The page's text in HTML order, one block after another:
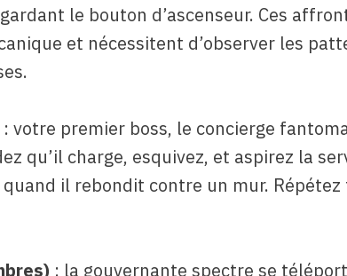
le bouton d’ascenseur. Ces
et nécessitent d’observer les
: votre premier boss, le concierge
qu’il charge, esquivez, et aspirez la
il rebondit contre un mur.
: la gouvernante spectre se